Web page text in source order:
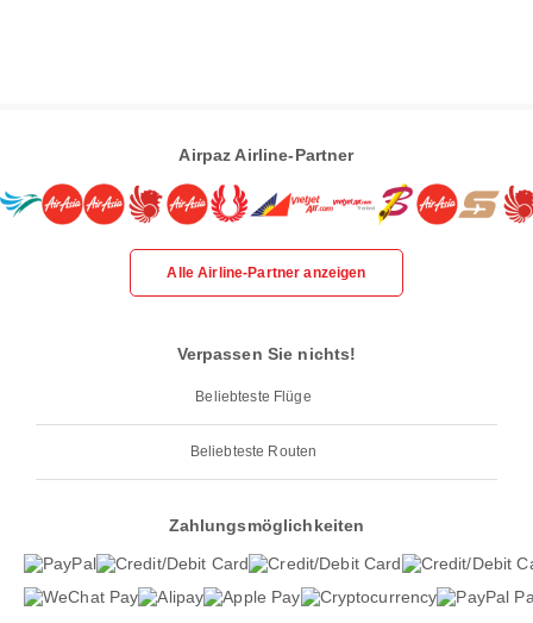
Airpaz Airline-Partner
Alle Airline-Partner anzeigen
Verpassen Sie nichts!
Beliebteste Flüge
Beliebteste Routen
Zahlungsmöglichkeiten